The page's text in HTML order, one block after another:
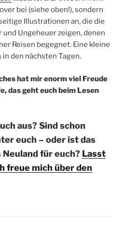
bei (siehe oben!), sondern
Illustrationen an, die die
Ungeheuer zeigen, denen
Reisen begegnet. Eine kleine
den nächsten Tagen.
hat mir enorm viel Freude
das geht euch beim Lesen
aus? Sind schon
euch – oder ist das
für euch? Lasst
freue mich über den